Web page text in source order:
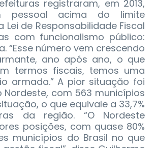
registraram, em 2013,
pessoal acima do limite
Lei de Responsabilidade Fiscal
com funcionalismo público:
“Esse número vem crescendo
ano após ano, o que
termos fiscais, temos uma
armada.” A pior situação foi
Nordeste, com 563 municípios
o que equivale a 33,7%
da região. “O Nordeste
posições, com quase 80%
municípios do Brasil no que